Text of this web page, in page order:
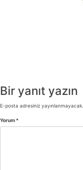
Bir yanıt yazın
E-posta adresiniz yayınlanmayacak.
Yorum *